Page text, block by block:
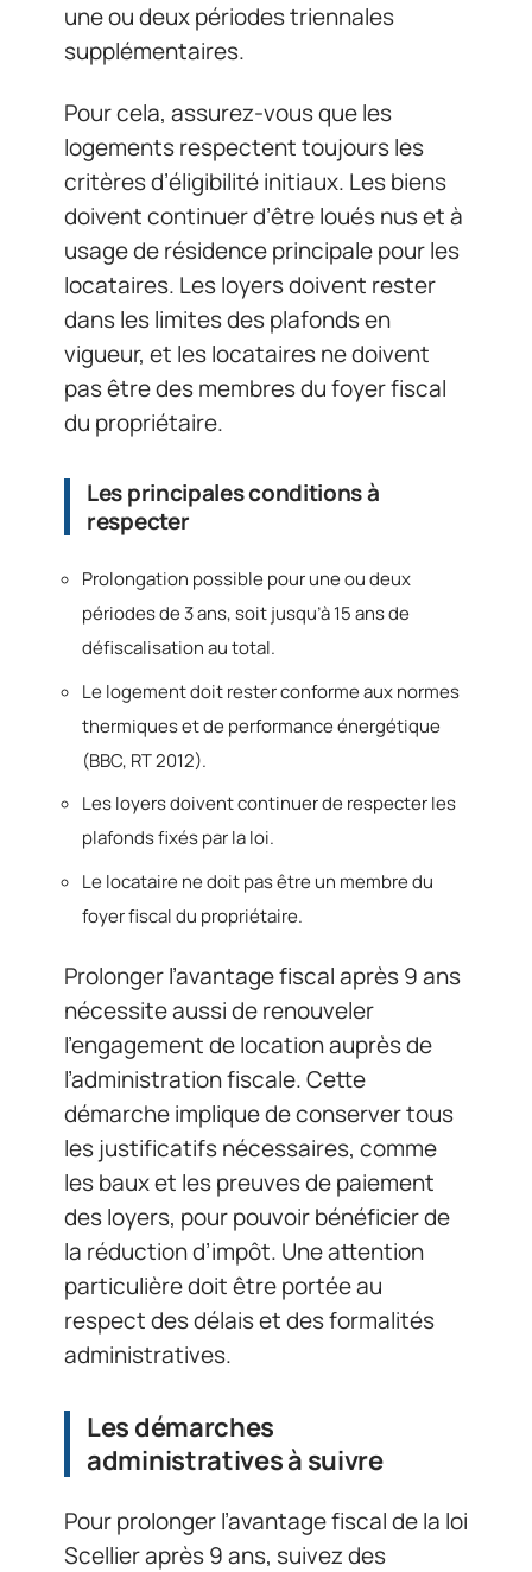
une ou deux périodes triennales
supplémentaires.
Pour cela, assurez-vous que les
logements respectent toujours les
critères d’éligibilité initiaux. Les biens
doivent continuer d’être loués nus et à
usage de résidence principale pour les
locataires. Les loyers doivent rester
dans les limites des plafonds en
vigueur, et les locataires ne doivent
pas être des membres du foyer fiscal
du propriétaire.
Les principales conditions à
respecter
Prolongation possible pour une ou deux
périodes de 3 ans, soit jusqu’à 15 ans de
défiscalisation au total.
Le logement doit rester conforme aux normes
thermiques et de performance énergétique
(BBC, RT 2012).
Les loyers doivent continuer de respecter les
plafonds fixés par la loi.
Le locataire ne doit pas être un membre du
foyer fiscal du propriétaire.
Prolonger l’avantage fiscal après 9 ans
nécessite aussi de renouveler
l’engagement de location auprès de
l’administration fiscale. Cette
démarche implique de conserver tous
les justificatifs nécessaires, comme
les baux et les preuves de paiement
des loyers, pour pouvoir bénéficier de
la réduction d’impôt. Une attention
particulière doit être portée au
respect des délais et des formalités
administratives.
Les démarches
administratives à suivre
Pour prolonger l’avantage fiscal de la loi
Scellier après 9 ans, suivez des